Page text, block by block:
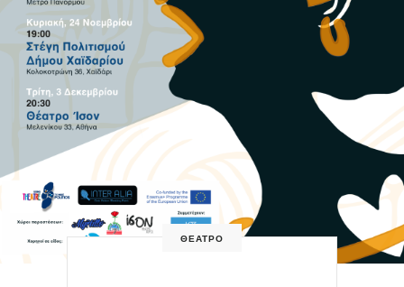
ΘΕΑΤΡΟ